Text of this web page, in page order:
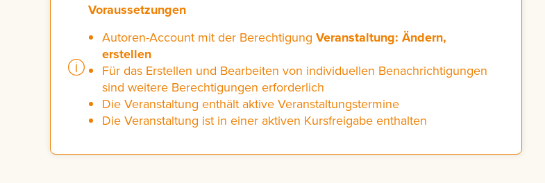
Voraussetzungen
Autoren-Account mit der Berechtigung Veranstaltung: Ändern,
erstellen
Für das Erstellen und Bearbeiten von individuellen Benachrichtigungen
sind weitere Berechtigungen erforderlich
Die Veranstaltung enthält aktive Veranstaltungstermine
Die Veranstaltung ist in einer aktiven Kursfreigabe enthalten